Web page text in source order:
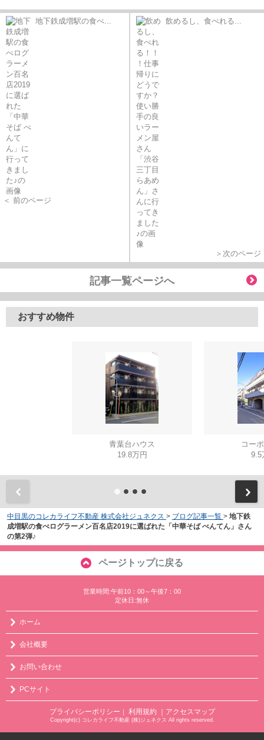
地下鉄成増駅の食べ...
＜ 前のページ
飲めるし、食べれる...
＞次のページ
記事一覧ページへ
おすすめ物件
青葉台ハウス
19.8万円
コー
9.5
中目黒のコレカライフ不動産 株式会社ジュネクス > ブログ記事一覧 > 地下鉄
成増駅の食べログラーメン百名店2019に選ばれた「中華そば べんてん」さん
の第2弾♪
ページトップに戻る
営業時間:午前10：00～午後7：00
定休日:無休
ホーム
会社概要
お問い合わせ
PCサイト
プライバシーポリシー ｜ 利用規約 ｜アクセスマップ
Copyright(c) コレカライフ不動産 (株)ジュネクス All rights reserved.